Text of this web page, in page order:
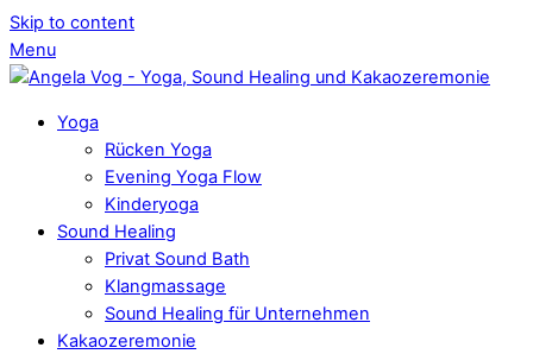
Skip to content
Menu
Yoga
Rücken Yoga
Evening Yoga Flow
Kinderyoga
Sound Healing
Privat Sound Bath
Klangmassage
Sound Healing für Unternehmen
Kakaozeremonie